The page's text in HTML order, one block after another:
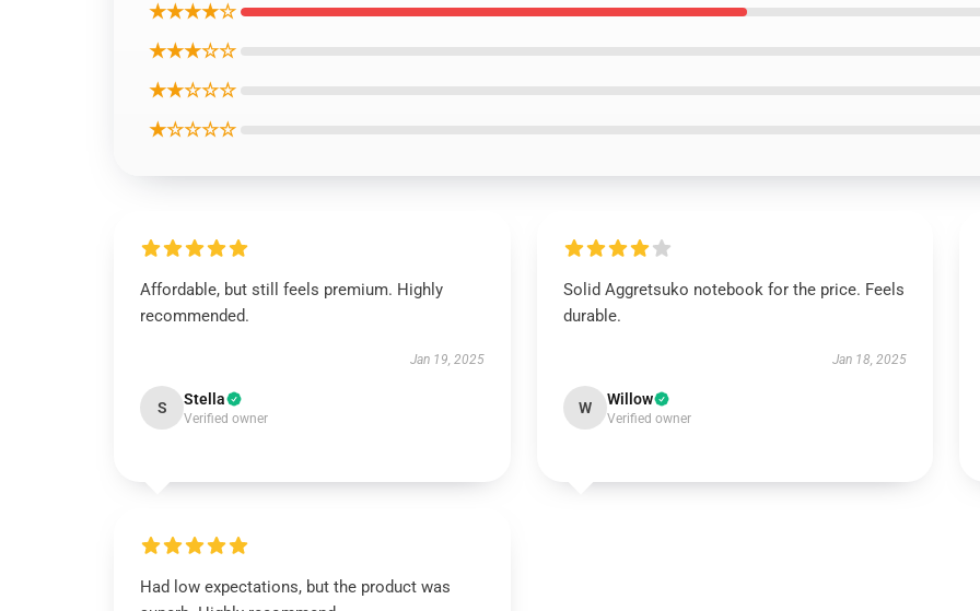
★★★★☆
★★★☆☆
★★☆☆☆
★☆☆☆☆
Affordable, but still feels premium. Highly
recommended.
Jan 19, 2025
S Stella
Verified owner
Solid Aggretsuko notebook for the price. Feels
durable.
Jan 18, 2025
W Willow
Verified owner
Had low expectations, but the product was